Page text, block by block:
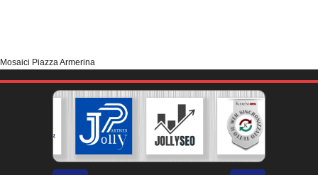
Mosaici Piazza Armerina